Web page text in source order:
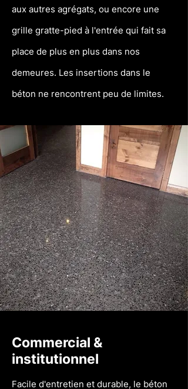
aux autres agrégats, ou encore une
grille gratte-pied à l'entrée qui fait sa
place de plus en plus dans nos
demeures. Les insertions dans le
béton ne rencontrent peu de limites.
Commercial &
institutionnel
Facile d'entretien et durable, le béton